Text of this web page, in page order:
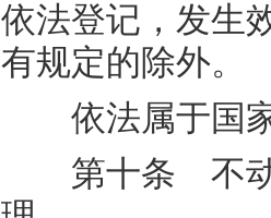
依法登记，发生
有规定的除外。
依法属于国家
第十条 不动